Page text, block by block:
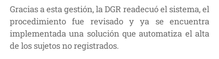
Gracias a esta gestión, la DGR readecuó el sistema, el
procedimiento fue revisado y ya se encuentra
implementada una solución que automatiza el alta
de los sujetos no registrados.